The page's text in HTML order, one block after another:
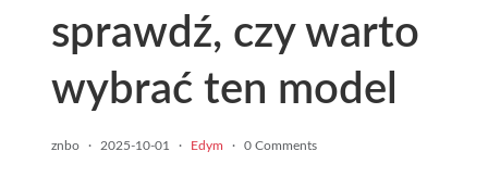
sprawdź, czy warto
wybrać ten model
znbo · 2025-10-01 · Edym · 0 Comments